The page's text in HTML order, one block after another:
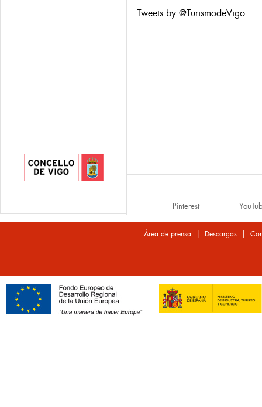
Tweets by @TurismodeVigo
Pinterest
Área de prensa | Descargas |